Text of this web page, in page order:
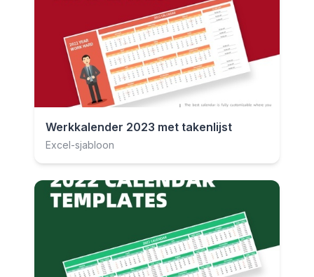
Werkkalender 2023 met takenlijst
Excel-sjabloon